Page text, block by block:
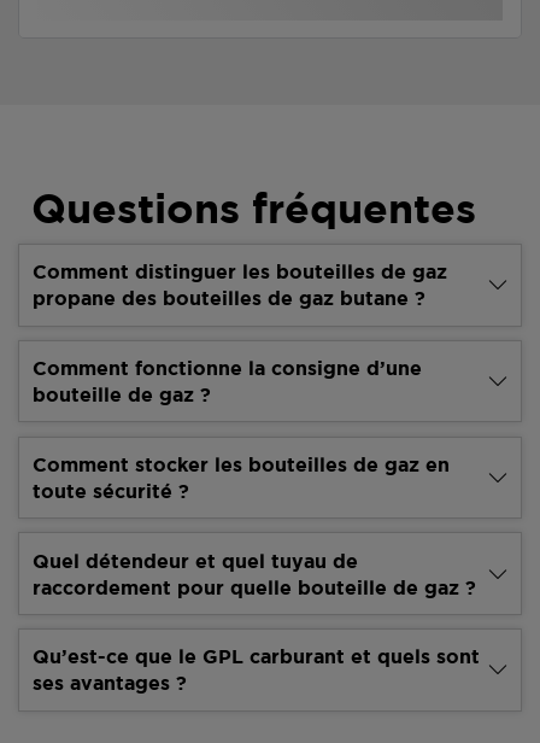
Questions fréquentes
Comment distinguer les bouteilles de gaz
propane des bouteilles de gaz butane ?
Comment fonctionne la consigne d’une
bouteille de gaz ?
Comment stocker les bouteilles de gaz en
toute sécurité ?
Quel détendeur et quel tuyau de
raccordement pour quelle bouteille de gaz ?
Qu’est-ce que le GPL carburant et quels sont
ses avantages ?